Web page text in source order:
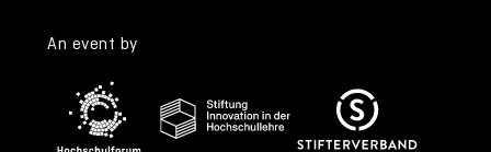
An event by